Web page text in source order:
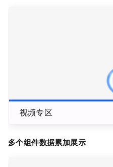
视频专区
多个组件数据累加展示